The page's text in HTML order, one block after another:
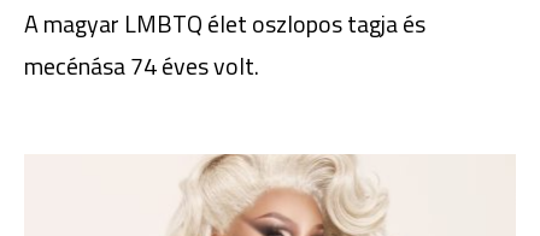
A magyar LMBTQ élet oszlopos tagja és
mecénása 74 éves volt.